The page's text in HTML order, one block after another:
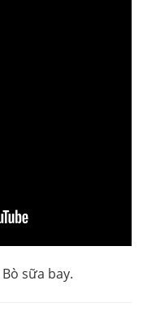
Bò sữa bay.